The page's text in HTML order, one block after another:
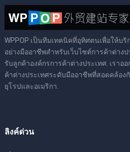
WPPOP เป็นทีมเทคนิคที่อุทิศตนเพื่อให้บ
อย่างมืออาชีพสําหรับเว็บไซต์การค้าต่างป
รับลูกค้าองค์กรการค้าต่างประเทศ. เรา
ค้าต่างประเทศระดับมืออาชีพที่สอดคล้อ
ยุโรปและอเมริกา.
ลิงค์ด่วน